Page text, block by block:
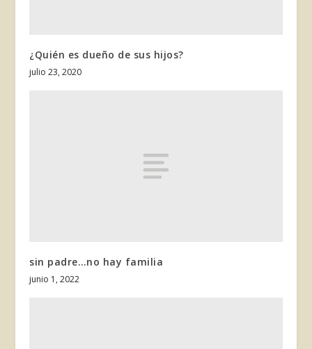
¿Quién es dueño de sus hijos?
julio 23, 2020
sin padre…no hay familia
junio 1, 2022